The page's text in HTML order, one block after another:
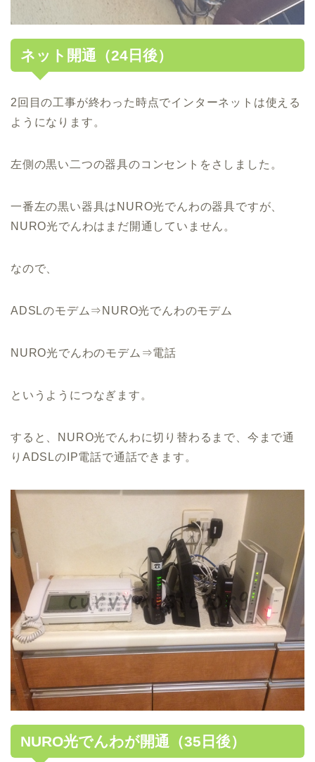
ネット開通（24日後）
2回目の工事が終わった時点でインターネットは使える
ようになります。
左側の黒い二つの器具のコンセントをさしました。
一番左の黒い器具はNURO光でんわの器具ですが、
NURO光でんわはまだ開通していません。
なので、
ADSLのモデム⇒NURO光でんわのモデム
NURO光でんわのモデム⇒電話
というようにつなぎます。
すると、NURO光でんわに切り替わるまで、今まで通
りADSLのIP電話で通話できます。
NURO光でんわが開通（35日後）